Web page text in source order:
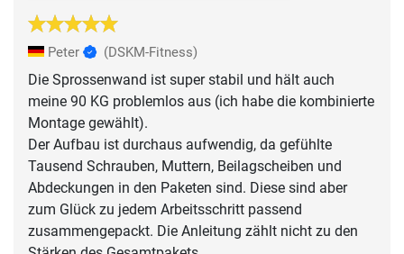
Peter (DSKM-Fitness)
Die Sprossenwand ist super stabil und hält auch
meine 90 KG problemlos aus (ich habe die kombinierte
Montage gewählt).
Der Aufbau ist durchaus aufwendig, da gefühlte
Tausend Schrauben, Muttern, Beilagscheiben und
Abdeckungen in den Paketen sind. Diese sind aber
zum Glück zu jedem Arbeitsschritt passend
zusammengepackt. Die Anleitung zählt nicht zu den